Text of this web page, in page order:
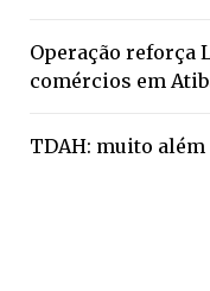
Operação reforça
comércios em
TDAH: muito além